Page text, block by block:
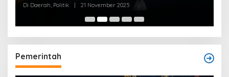
Di Daerah, Politik 21 November 2025
Pemerintah